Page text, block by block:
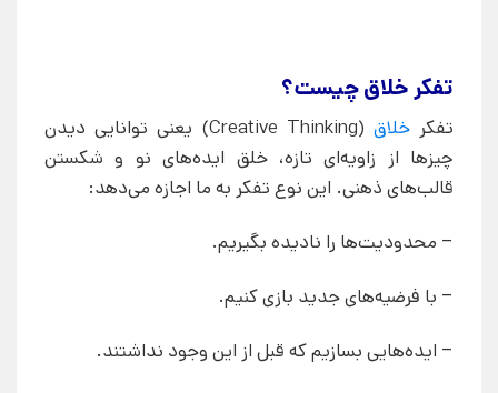
تفکر خلاق چیست؟
تفکرخلاق
(Creative Thinking) یعنی توانایی دیدن
چیزها از زاویه‌ای تازه، خلق ایده‌های نو و شکستن
قالب‌های ذهنی. این نوع تفکر به ما اجازه می‌دهد:
– محدودیت‌ها را نادیده بگیریم.
– با فرضیه‌های جدید بازی کنیم.
– ایده‌هایی بسازیم که قبل از این وجود نداشتند.